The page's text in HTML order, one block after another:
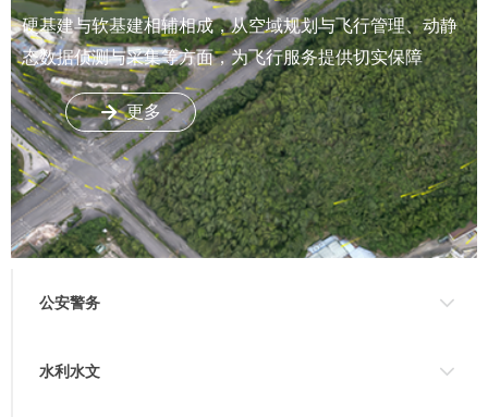
硬基建与软基建相辅相成，从空域规划与飞行管理、动静
态数据侦测与采集等方面，为飞行服务提供切实保障
녒 更多
公安警务
水利水文